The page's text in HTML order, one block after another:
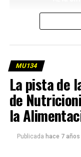
MU134
La pista de
de
la
Publicada hace 7 años